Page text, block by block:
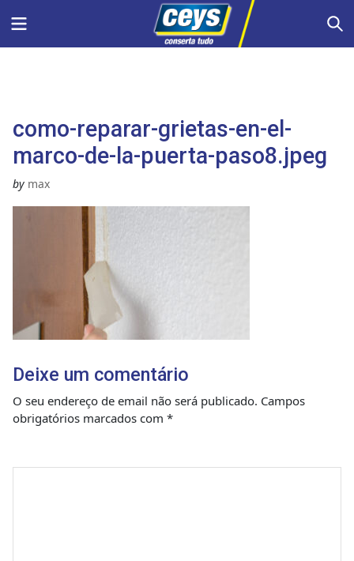
Menu
como-reparar-grietas-en-el-
marco-de-la-puerta-paso8.jpeg
by max
Deixe um comentário
O seu endereço de email não será publicado. Campos
obrigatórios marcados com *